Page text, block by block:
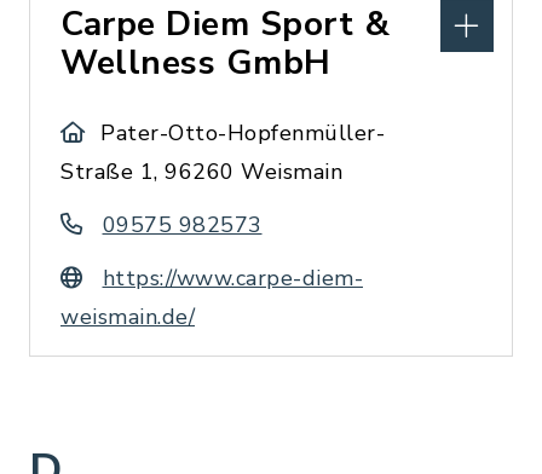
Carpe Diem Sport &
Wellness GmbH
Pater-Otto-Hopfenmüller-
Straße 1, 96260 Weismain
09575 982573
https://www.carpe-diem-
weismain.de/